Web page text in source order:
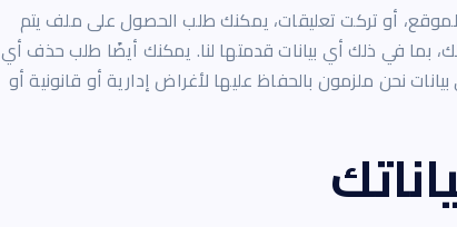
أو تركت تعليقات، يمكنك طلب الحصول على ملف يتم
بما في ذلك أي بيانات قدمتها لنا. يمكنك أيضًا طلب حذف أي
نحن ملزمون بالحفاظ عليها لأغراض إدارية أو قانونية أو